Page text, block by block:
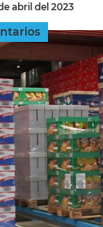
INGRESAR
abril del 2023